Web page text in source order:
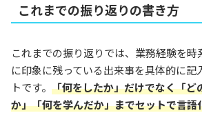
これまでの振り返りの書き方
これまでの振り返りでは、業務経験を時
に印象に残っている出来事を具体的に記
トです。 「何をしたか」だけでなく「ど
か」「何を学んだか」までセットで言語